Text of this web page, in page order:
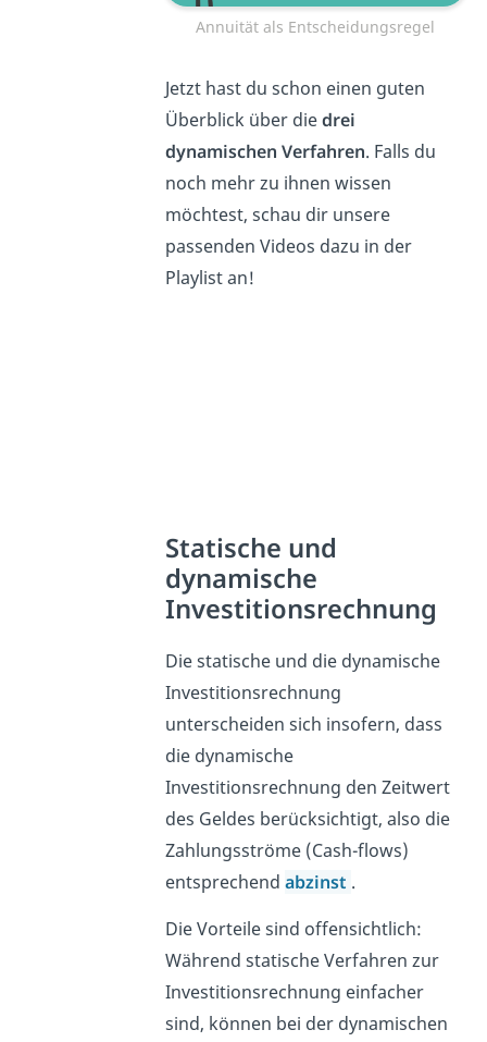
Annuität als Entscheidungsregel
Jetzt hast du schon einen guten
Überblick über diedrei
dynamischen Verfahren. Falls du
noch mehr zu ihnen wissen
möchtest, schau dir unsere
passenden Videos dazu in der
Playlist an!
Statische und
dynamische
Investitionsrechnung
Die statische und die dynamische
Investitionsrechnung
unterscheiden sich insofern, dass
die dynamische
Investitionsrechnung den Zeitwert
des Geldes berücksichtigt, also die
Zahlungsströme (Cash-flows)
entsprechendabzinst .
Die Vorteile sind offensichtlich:
Während statische Verfahren zur
Investitionsrechnung einfacher
sind, können bei der dynamischen